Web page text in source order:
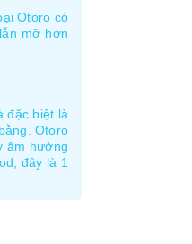
Otoro có
mỡ hơn
đặc biệt là
Otoro
âm hưởng
đây là 1